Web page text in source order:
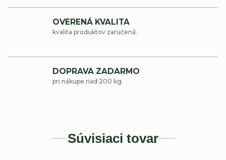
OVERENÁ KVALITA
kvalita produktov zaručená.
DOPRAVA ZADARMO
pri nákupe nad 200 kg.
Súvisiaci tovar